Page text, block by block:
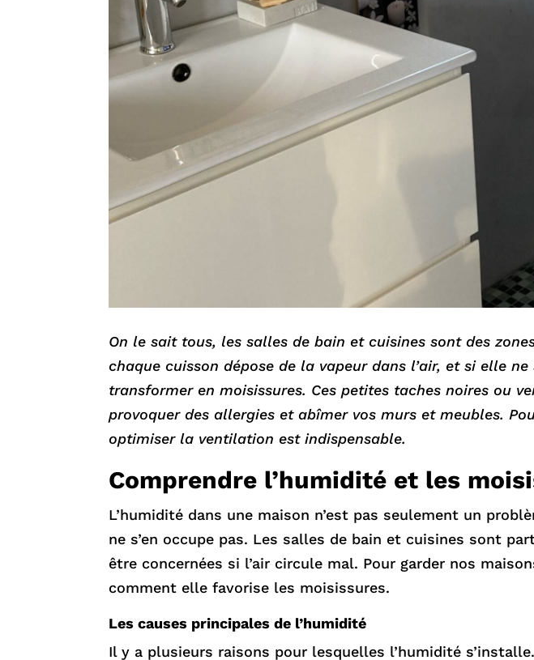
On le sait tous, les salles de bain et cuisines sont des
chaque cuisson dépose de la vapeur dans l’air, et si elle
transformer en moisissures. Ces petites taches noires ou
provoquer des allergies et abîmer vos murs et meubles.
optimiser la ventilation est indispensable.
Comprendre l’humidité et les
L’humidité dans une maison n’est pas seulement un
ne s’en occupe pas. Les salles de bain et cuisines sont
être concernées si l’air circule mal. Pour garder nos
comment elle favorise les moisissures.
Les causes principales de l’humidité
Il y a plusieurs raisons pour lesquelles l’humidité